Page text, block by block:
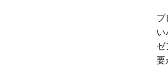
プ
い
ゼ
要